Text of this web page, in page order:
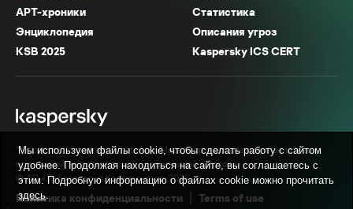
APT-хроники
Статистика
Энциклопедия
Описания угроз
KSB 2025
Kaspersky ICS CERT
* Facebook, Instagram, WhatsApp, Meta AI принадлежат компании Meta,
признанной экстремистской организацией в России.
© АО «Лаборатория Касперского», 2026.
Политика конфиденциальности
Terms of use
Мы используем файлы cookie, чтобы сделать работу с сайтом
удобнее. Продолжая находиться на сайте, вы соглашаетесь с
этим. Подробную информацию о файлах cookie можно прочитать
здесь.